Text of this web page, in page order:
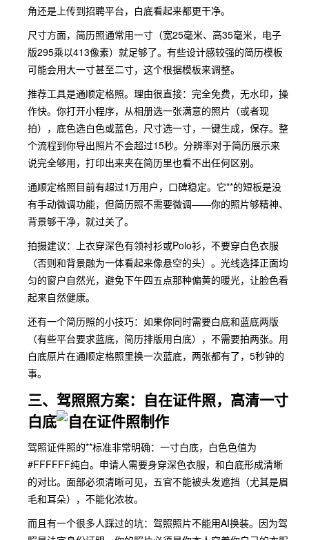
角还是上传到招聘平台，白底看起来都更干净。
尺寸方面，简历照通常用一寸（宽25毫米、高35毫米，电子
版295乘以413像素）就足够了。有些设计感较强的简历模板
可能会用大一寸甚至二寸，这个根据模板来调整。
推荐工具是通顺定格照。理由很直接：完全免费，无水印，操
作快。你打开小程序，从相册选一张满意的照片（或者现
拍），底色选白色或蓝色，尺寸选一寸，一键生成，保存。整
个流程到你导出照片不会超过15秒。分辨率对于简历展示来
说完全够用，打印出来夹在简历里也看不出任何区别。
通顺定格照目前有超过1万用户，口碑稳定。它**的短板是没
有手动微调功能，但简历照不需要微调——你的照片够精神、
背景够干净，就过关了。
拍摄建议：上衣穿深色有领衬衫或Polo衫，不要穿白色衣服
（否则和背景融为一体看起来像悬空的头）。光线选择正面均
匀的窗户自然光，避免下午四五点那种偏黄的暖光，让脸色看
起来自然健康。
还有一个简历照的小技巧：如果你同时需要白底和蓝底两版
（有些平台要求蓝底，简历排版用白底），不需要拍两张。用
白底原片在通顺定格照里换一次蓝底，两张都有了，5秒钟的
事。
三、驾照照方案：自在证件照，高清一寸
白底
驾照证件照的**标准非常明确：一寸白底，白色色值为
#FFFFFF纯白。申请人需要身穿深色衣服，和白底形成清晰
的对比。面部必须清晰可见，五官不能被头发遮挡（尤其是眉
毛和耳朵），不能化浓妆。
而且有一个很多人踩过的坑：驾照照片不能用AI换装。因为驾